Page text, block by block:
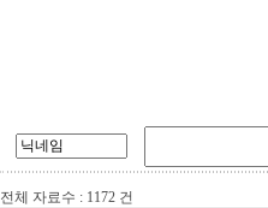
전체 자료수 : 1172 건